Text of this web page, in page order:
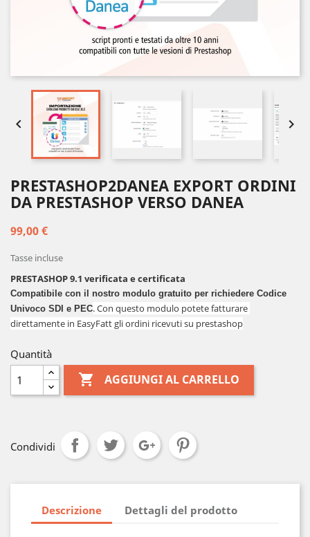
 
PRESTASHOP2DANEA EXPORT ORDINI
DA PRESTASHOP VERSO DANEA
99,00 €
Tasse incluse
PRESTASHOP 9.1 verificata e certificata
Compatibile con il nostro modulo gratuito per richiedere Codice
Univoco SDI e PEC. Con questo modulo potete fatturare
direttamente in EasyFatt gli ordini ricevuti su prestashop
Quantità
 AGGIUNGI AL CARRELLO
Condividi
Descrizione Dettagli del prodotto